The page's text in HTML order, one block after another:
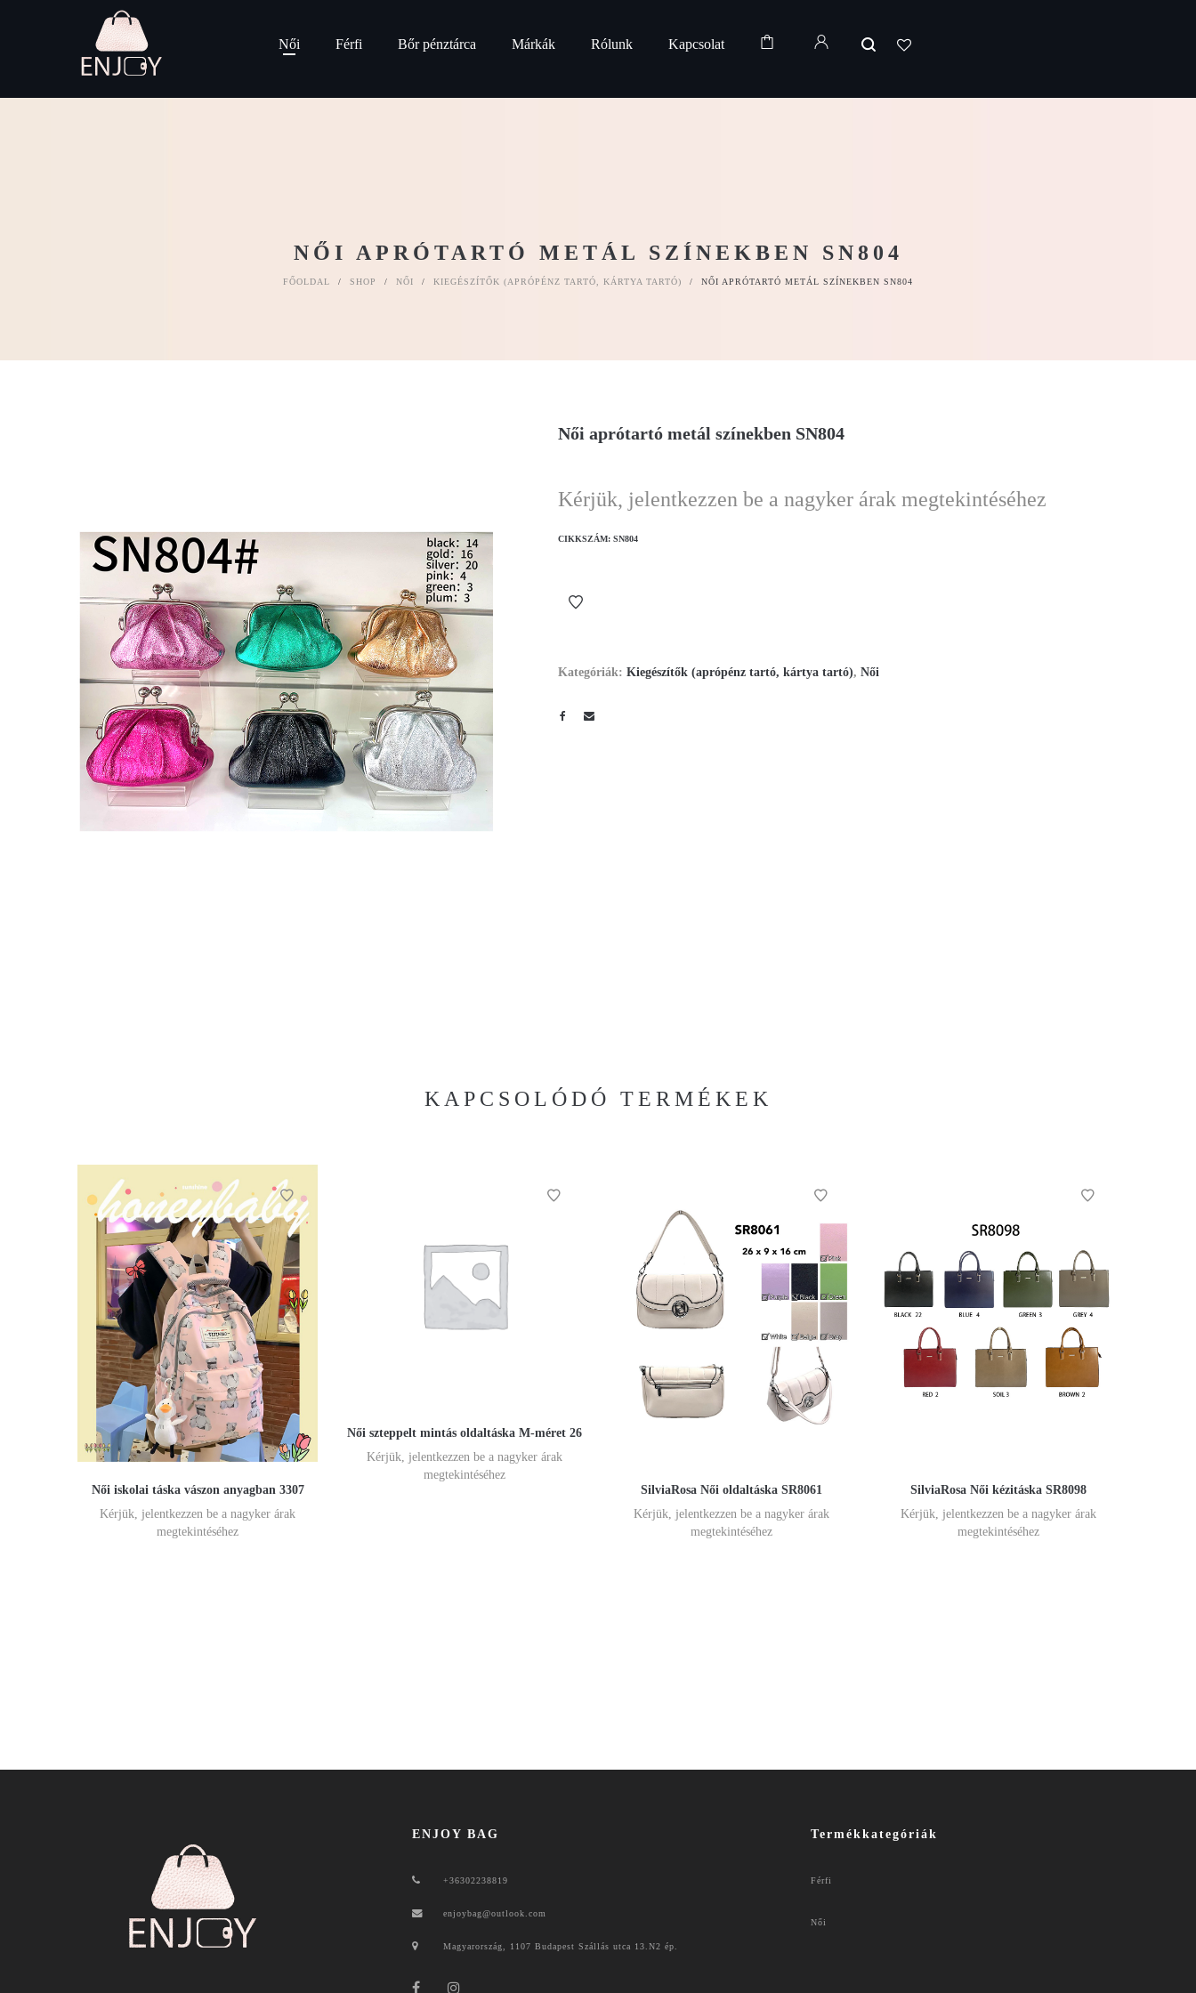
Női Férfi Bőr pénztárca Márkák Rólunk Kapcsolat
NŐI APRÓTARTÓ METÁL SZÍNEKBEN SN804
FŐOLDAL / SHOP / NŐI / KIEGÉSZÍTŐK (APRÓPÉNZ TARTÓ, KÁRTYA TARTÓ) / NŐI APRÓTARTÓ METÁL SZÍNEKBEN SN804
Női aprótartó metál színekben SN804
Kérjük, jelentkezzen be a nagyker árak megtekintéséhez
CIKKSZÁM: SN804
Kategóriák: Kiegészítők (aprópénz tartó, kártya tartó), Női
KAPCSOLÓDÓ TERMÉKEK
Női iskolai táska vászon anyagban 3307
Kérjük, jelentkezzen be a nagyker árak
megtekintéséhez
Női szteppelt mintás oldaltáska M-méret 26
Kérjük, jelentkezzen be a nagyker árak
megtekintéséhez
SilviaRosa Női oldaltáska SR8061
Kérjük, jelentkezzen be a nagyker árak
megtekintéséhez
SilviaRosa Női kézitáska SR8098
Kérjük, jelentkezzen be a nagyker árak
megtekintéséhez
ENJOY BAG
+36302238819
enjoybag@outlook.com
Magyarország, 1107 Budapest Szállás utca 13.N2 ép.
Termékkategóriák
Férfi
Női